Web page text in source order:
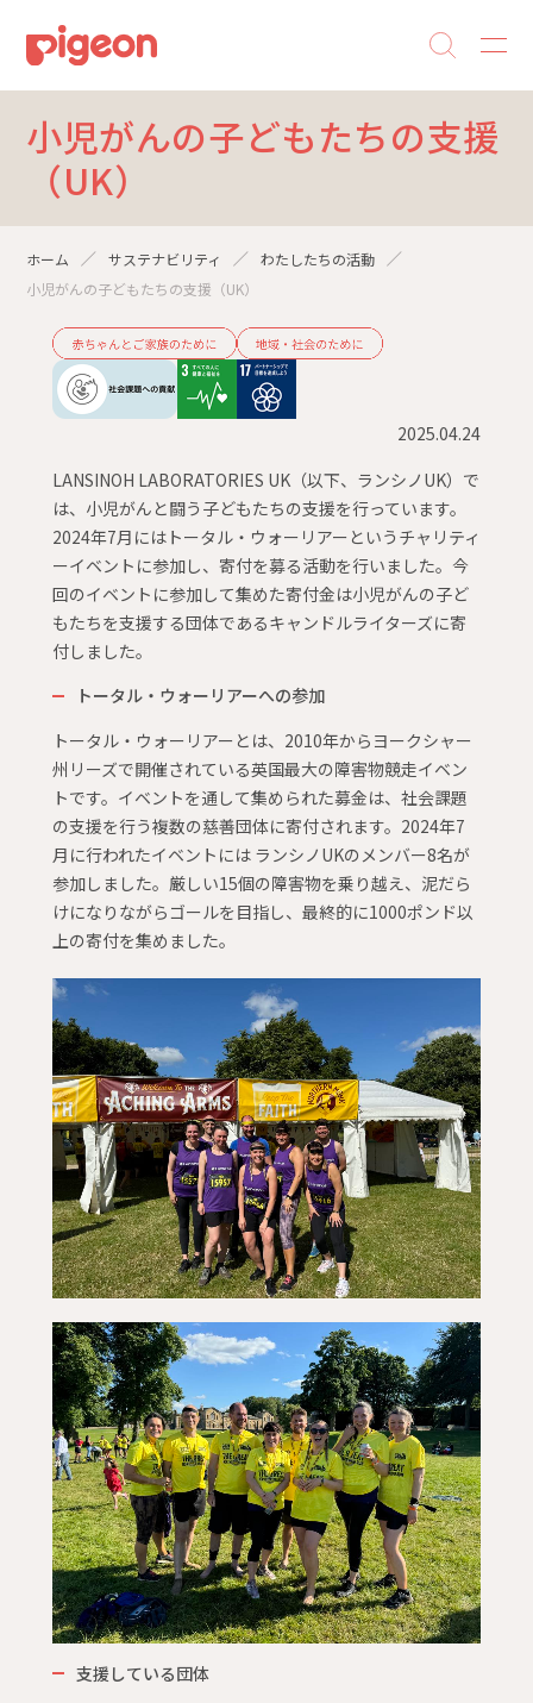
小児がんの子どもたちの支援
（UK）
2025.04.24
LANSINOH LABORATORIES UK（以下、ランシノUK）で
は、小児がんと闘う子どもたちの支援を行っています。
2024年7月にはトータル・ウォーリアーというチャリティ
ーイベントに参加し、寄付を募る活動を行いました。今
回のイベントに参加して集めた寄付金は小児がんの子ど
もたちを支援する団体であるキャンドルライターズに寄
付しました。
トータル・ウォーリアーへの参加
トータル・ウォーリアーとは、2010年からヨークシャー
州リーズで開催されている英国最大の障害物競走イベン
トです。イベントを通して集められた募金は、社会課題
の支援を行う複数の慈善団体に寄付されます。2024年7
月に行われたイベントには ランシノUKのメンバー8名が
参加しました。厳しい15個の障害物を乗り越え、泥だら
けになりながらゴールを目指し、最終的に1000ポンド以
上の寄付を集めました。
支援している団体
ホーム サステナビリティ
わたしたちの活動
小児がんの子どもたちの支援（UK）